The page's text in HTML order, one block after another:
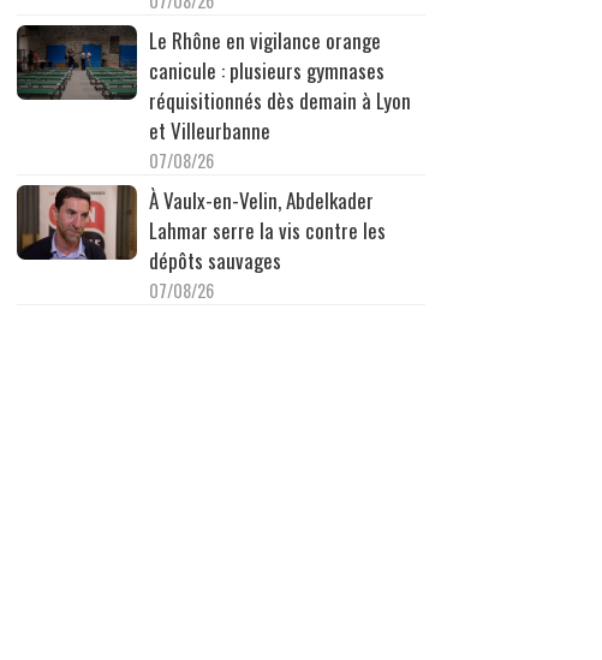
Le Rhône en vigilance orange
canicule : plusieurs gymnases
réquisitionnés dès demain à Lyon
et Villeurbanne
07/08/26
À Vaulx-en-Velin, Abdelkader
Lahmar serre la vis contre les
dépôts sauvages
07/08/26